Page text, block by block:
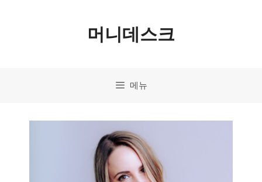
머니데스크
메뉴